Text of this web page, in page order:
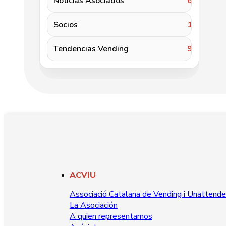
Socios 19
Tendencias Vending 96
ACVIU
Associació Catalana de Vending i
La Asociación
A quien representamos